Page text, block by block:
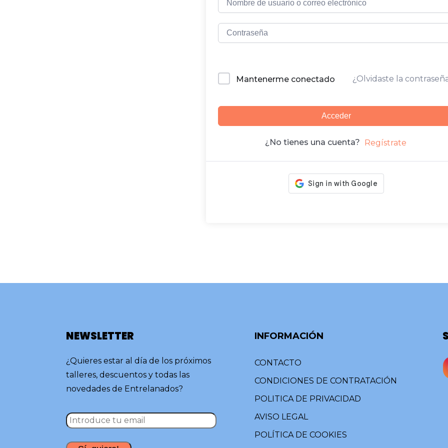
Mantenerme conectado ¿Olvidaste la
Acceder
¿No tienes una cuenta? Regístrate
NEWSLETTER
¿Quieres estar al día de los próximos
talleres, descuentos y todas las
novedades de Entrelanados?
INFORMACIÓN
CONTACTO
CONDICIONES DE CONTRATACIÓN
POLITICA DE PRIVACIDAD
AVISO LEGAL
POLÍTICA DE COOKIES